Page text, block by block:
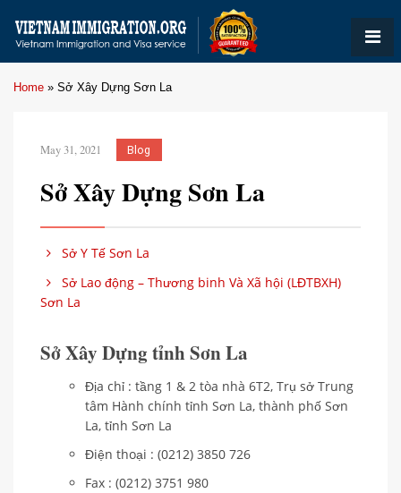
Home » Sở Xây Dựng Sơn La
May 31, 2021 Blog
Sở Xây Dựng Sơn La
Sở Y Tế Sơn La
Sở Lao động – Thương binh Và Xã hội (LĐTBXH)
Sơn La
Sở Xây Dựng tỉnh Sơn La
Địa chỉ : tầng 1 & 2 tòa nhà 6T2, Trụ sở Trung
tâm Hành chính tỉnh Sơn La, thành phố Sơn
La, tỉnh Sơn La
Điện thoại : (0212) 3850 726
Fax : (0212) 3751 980